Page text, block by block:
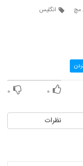
مچ
انگلیس
۰ ۰
نظرات